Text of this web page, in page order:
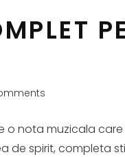
o nota muzicala
de spirit, completa